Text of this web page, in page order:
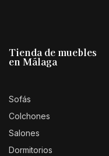
Tienda de muebles
en Málaga
Sofás
Colchones
Salones
Dormitorios